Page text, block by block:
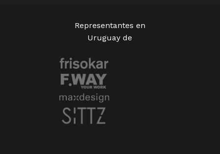
Representantes en
Uruguay de